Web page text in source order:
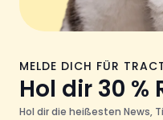
MELDE DICH FÜR
Hol dir 30 %
Hol dir die heißesten News,